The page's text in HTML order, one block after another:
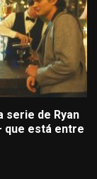
serie de Ryan
que está entre